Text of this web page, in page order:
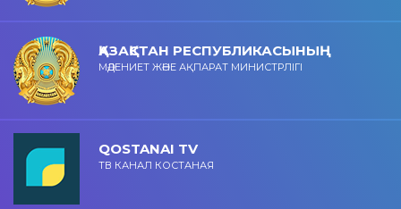
ҚАЗАҚСТАН РЕСПУБЛИКАСЫНЫҢ
МӘДЕНИЕТ ЖӘНЕ АҚПАРАТ МИНИСТРЛІГІ
QOSTANAI TV
ТВ КАНАЛ КОСТАНАЯ